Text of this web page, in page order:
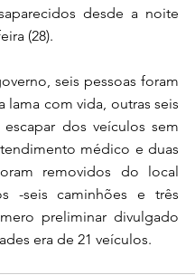
desde a noite
(28).
seis pessoas foram
lama com vida, outras seis
escapar dos veículos sem
médico e duas
removidos do local
-seis caminhões e três
preliminar divulgado
era de 21 veículos.